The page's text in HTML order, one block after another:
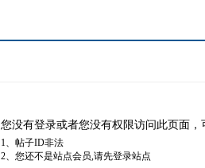
您没有登录或者您没有权限访问此页面
1、帖子ID非法
2、您还不是站点会员,请先登录站点